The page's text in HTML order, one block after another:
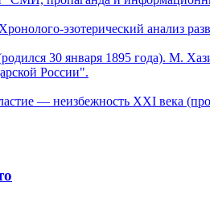
эзотерический анализ
30 января 1895 года). М.
России".
— неизбежность XXI века